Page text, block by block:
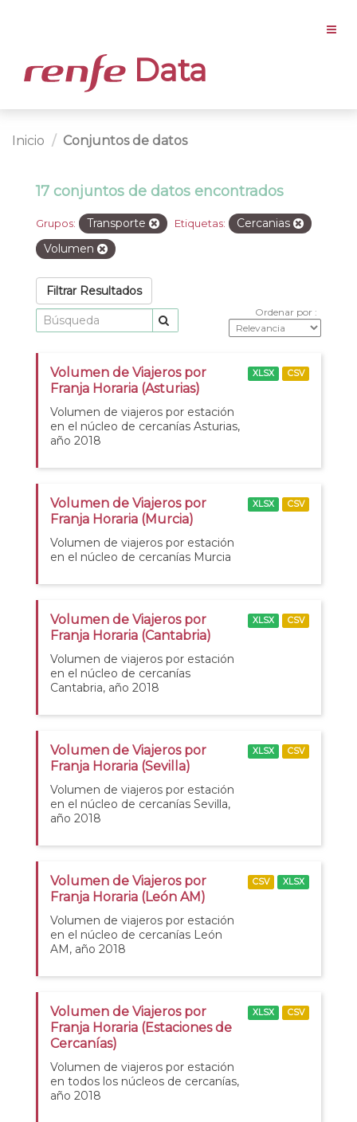
Data
Inicio Conjuntos de datos
17 conjuntos de datos encontrados
Grupos: Transporte Etiquetas:
Cercanias
Volumen
Filtrar Resultados
Ordenar por
Volumen de Viajeros por
Franja Horaria (Asturias)
Volumen de viajeros por estación
en el núcleo de cercanías Asturias,
año 2018
XLSX CSV
Volumen de Viajeros por
Franja Horaria (Murcia)
Volumen de viajeros por estación
en el núcleo de cercanías Murcia
XLSX CSV
Volumen de Viajeros por
Franja Horaria (Cantabria)
Volumen de viajeros por estación
en el núcleo de cercanías
Cantabria, año 2018
XLSX CSV
Volumen de Viajeros por
Franja Horaria (Sevilla)
Volumen de viajeros por estación
en el núcleo de cercanías Sevilla,
año 2018
XLSX CSV
Volumen de Viajeros por
Franja Horaria (León AM)
Volumen de viajeros por estación
en el núcleo de cercanías León
AM, año 2018
CSV XLSX
Volumen de Viajeros por
Franja Horaria (Estaciones de
Cercanías)
Volumen de viajeros por estación
en todos los núcleos de cercanías,
año 2018
XLSX CSV